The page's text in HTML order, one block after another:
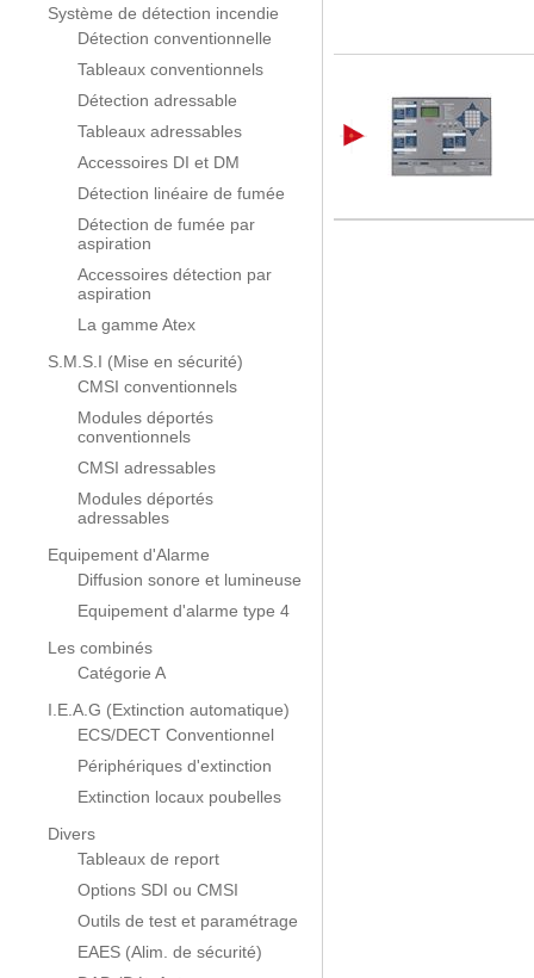
Système de détection incendie
Détection conventionnelle
Tableaux conventionnels
Détection adressable
Tableaux adressables
Accessoires DI et DM
Détection linéaire de fumée
Détection de fumée par
aspiration
Accessoires détection par
aspiration
La gamme Atex
S.M.S.I (Mise en sécurité)
CMSI conventionnels
Modules déportés
conventionnels
CMSI adressables
Modules déportés
adressables
Equipement d'Alarme
Diffusion sonore et lumineuse
Equipement d'alarme type 4
Les combinés
Catégorie A
I.E.A.G (Extinction automatique)
ECS/DECT Conventionnel
Périphériques d'extinction
Extinction locaux poubelles
Divers
Tableaux de report
Options SDI ou CMSI
Outils de test et paramétrage
EAES (Alim. de sécurité)